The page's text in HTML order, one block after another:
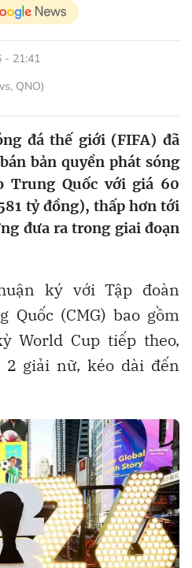
- 21:41
QNO)
đá thế giới (FIFA) đã
bản quyền phát sóng
Trung Quốc với giá 60
tỷ đồng), thấp hơn tới
đưa ra trong giai đoạn
ký với Tập đoàn
Quốc (CMG) bao gồm
World Cup tiếp theo,
giải nữ, kéo dài đến